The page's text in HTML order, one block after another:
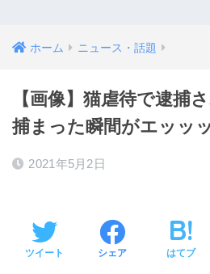
ホーム ニュース・話題
【画像】猫虐待で逮捕
捕まった瞬間がエッッ
2021年5月2日
ツイート シェア はてブ